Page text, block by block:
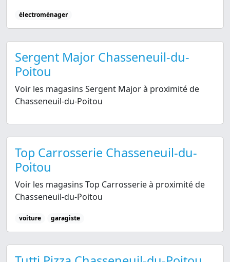
électroménager
Sergent Major Chasseneuil-du-
Poitou
Voir les magasins Sergent Major à proximité de
Chasseneuil-du-Poitou
Top Carrosserie Chasseneuil-du-
Poitou
Voir les magasins Top Carrosserie à proximité de
Chasseneuil-du-Poitou
voiture garagiste